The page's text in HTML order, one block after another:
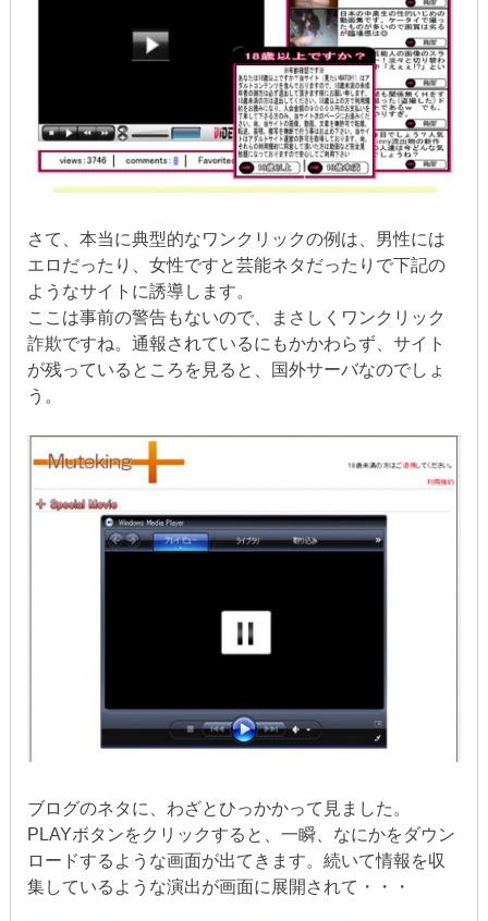
さて、本当に典型的なワンクリックの例は、男性には
エロだったり、女性ですと芸能ネタだったりで下記の
ようなサイトに誘導します。
ここは事前の警告もないので、まさしくワンクリック
詐欺ですね。通報されているにもかかわらず、サイト
が残っているところを見ると、国外サーバなのでしょ
う。
ブログのネタに、わざとひっかかって見ました。
PLAYボタンをクリックすると、一瞬、なにかをダウン
ロードするような画面が出てきます。続いて情報を収
集しているような演出が画面に展開されて・・・